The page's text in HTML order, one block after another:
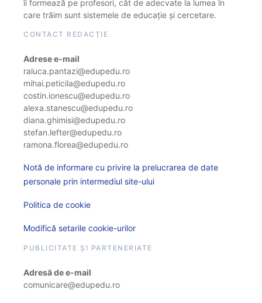
îi formează pe profesori, cât de adecvate la lumea în
care trăim sunt sistemele de educație și cercetare.
CONTACT REDACȚIE
Adrese e-mail
raluca.pantazi@edupedu.ro
mihai.peticila@edupedu.ro
costin.ionescu@edupedu.ro
alexa.stanescu@edupedu.ro
diana.ghimisi@edupedu.ro
stefan.lefter@edupedu.ro
ramona.florea@edupedu.ro
Notă de informare cu privire la prelucrarea de date
personale prin intermediul site-ului
Politica de cookie
Modifică setarile cookie-urilor
PUBLICITATE ȘI PARTENERIATE
Adresă de e-mail
comunicare@edupedu.ro